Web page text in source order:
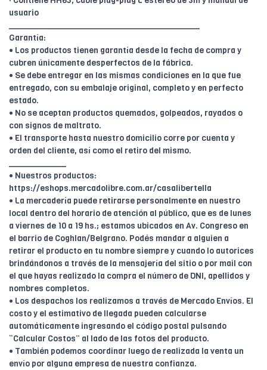
usuario
Garantía:
• Los productos tienen garantía desde la fecha de compra y
cubren únicamente desperfectos de la fábrica.
• Se debe entregar en las mismas condiciones en la que fue
entregado, con su embalaje original, completo y en perfecto
estado.
• No se aceptan productos quemados, golpeados, rayados o
con signos de maltrato.
• El transporte hasta nuestro domicilio corre por cuenta y
orden del cliente, así como el retiro del mismo.
• Nuestros productos:
https://eshops.mercadolibre.com.ar/casalibertella
• La mercadería puede retirarse personalmente en nuestro
local dentro del horario de atención al público, que es de lunes
a viernes de 10 a 19 hs.; estamos ubicados en Av. Congreso en
el barrio de Coghlan/Belgrano. Podés mandar a alguien a
retirar el producto en tu nombre siempre y cuando lo autorices
brindándonos a través de la mensajería del sitio o por mail con
el que hayas realizado la compra el número de DNI, apellidos y
nombres completos.
• Los despachos los realizamos a través de Mercado Envíos. El
costo y el estimativo de llegada pueden calcularse
automáticamente ingresando el código postal pulsando
“Calcular Costos” al lado de las fotos del producto.
• También podemos coordinar luego de realizada la venta un
envío por alguna empresa de nuestra confianza.